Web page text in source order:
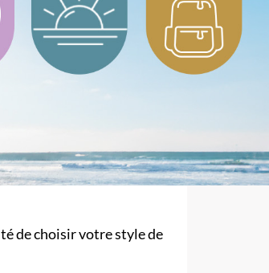
de choisir votre style de